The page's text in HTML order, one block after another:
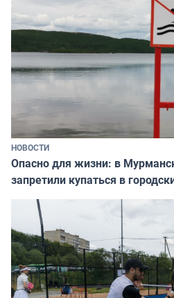
НОВОСТИ
Опасно для жизни: в
запретили купаться в